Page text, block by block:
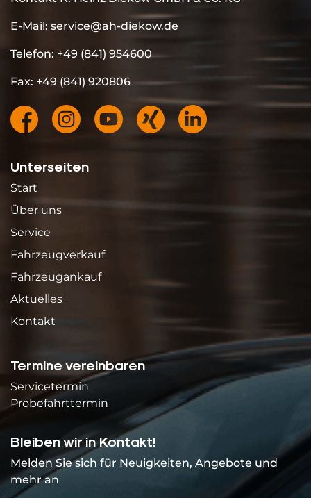
E-Mail: service@ah-diekow.de
Telefon: +49 (841) 954600
Fax: +49 (841) 920806
Unterseiten
Start
Über uns
Service
Fahrzeugverkauf
Fahrzeugankauf
Aktuelles
Kontakt
Termine vereinbaren
Servicetermin
Probefahrttermin
Bleiben wir in Kontakt!
Melden Sie sich für Neuigkeiten, Angebote und
mehr an